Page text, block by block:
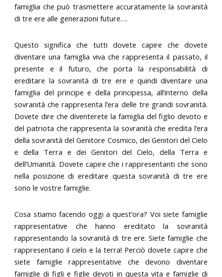
famiglia che può trasmettere accuratamente la sovranità
di tre ere alle generazioni future….
Questo significa che tutti dovete capire che dovete
diventare una famiglia viva che rappresenta il passato, il
presente e il futuro, che porta la responsabilità di
ereditare la sovranità di tre ere e quindi diventare una
famiglia del principe e della principessa, all’interno della
sovranità che rappresenta l’era delle tre grandi sovranità.
Dovete dire che diventerete la famiglia del figlio devoto e
del patriota che rappresenta la sovranità che eredita l’era
della sovranità del Genitore Cosmico, dei Genitori del Cielo
e della Terra e dei Genitori del Cielo, della Terra e
dell’Umanità. Dovete capire che i rappresentanti che sono
nella posizione di ereditare questa sovranità di tre ere
sono le vostre famiglie.
Cosa stiamo facendo oggi a quest’ora? Voi siete famiglie
rappresentative che hanno ereditato la sovranità
rappresentando la sovranità di tre ere. Siete famiglie che
rappresentano il cielo e la terra! Perciò dovete capire che
siete famiglie rappresentative che devono diventare
famiglie di figli e figlie devoti in questa vita e famiglie di